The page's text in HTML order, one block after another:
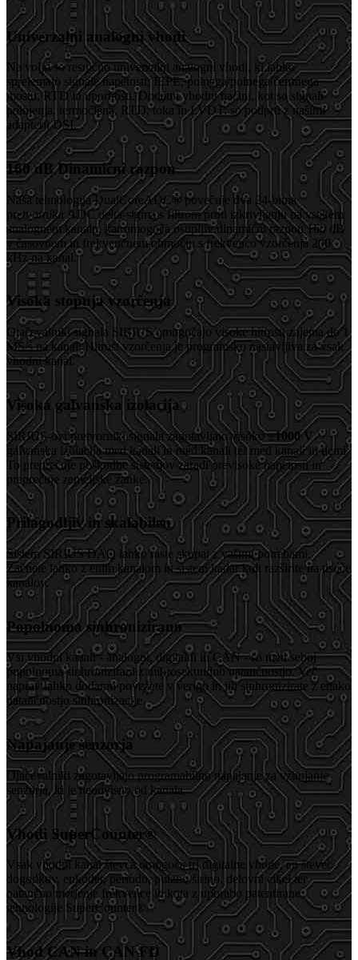
Univerzalni analogni vhodi
Na voljo so resnično univerzalni analogni vhodi, ki lahko
sprejemajo signale napetosti, IEPE, polnega/polnega/četrtnega
mostu, RTD in upornosti. Dodatni vhodni načini, kot so signali
polnjenja, termočlena, RTD, toka in LVDT, so podprti z našimi
adapterji DSI.
160 dB Dinamični razpon
Naša tehnologija DualCoreADC® povečuje dva 24-bitna
pretvornika ADC delta-sigma s filtrom proti izkrivljanju na vsakem
analognem kanalu, kar omogoča osupljiv dinamični razpon 160 dB
v časovnem in frekvenčnem območju s frekvenco vzorčenja 200
kHz na kanal.
Visoka stopnja vzorčenja
Ojačevalniki signala SIRIUS omogočajo visoke hitrosti zajema do 1
MS/s na kanal. Hitrost vzorčenja je programsko nastavljiva za vsak
vhodni kanal.
Visoka galvanska izolacija
SIRIUS-ovi pretvorniki signala zagotavljajo visoko±1000 V
galvanska izolacija med kanali in med kanali ter med kanali in tlemi.
To preprečuje poškodbe sistemov zaradi previsoke napetosti in
preprečuje zemeljske zanke.
Prilagodljiv in skalabilen
Sistem SIRIUS DAQ lahko raste skupaj z vašimi potrebami.
Začnete lahko z enim kanalom in sistem kadar koli razširite na tisoče
kanalov.
Popolnoma sinhronizirano
Vsi vhodni kanali - analogni, digitalni in CAN - so med seboj
popolnoma sinhronizirani z mikrosekundno natančnostjo. Več
naprav lahko dodatno povežete v verigo in jih sinhronizirate z enako
natančnostjo sinhronizacije.
Napajanje senzorja
Ojačevalniki zagotavljajo programabilno napajanje za vzbujanje
senzorja, ki je neodvisno od kanala.
Vhodi SuperCounter®
Vsak vhodni kanal števca omogoča tri digitalne vhode, en števec
dogodkov, enkoder, periodo, pulzno širino, delovni cikel ter
natančno merjenje frekvence in kota z uporabo patentirane
tehnologije SuperCounter®.
Vhod CAN in CAN FD